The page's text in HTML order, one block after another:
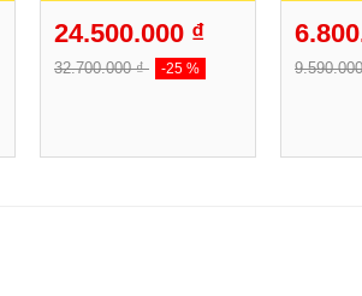
24.500.000 ₫
32.700.000 ₫ -25 %